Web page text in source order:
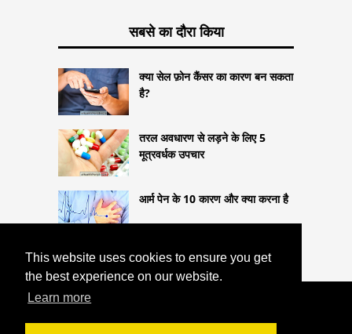
This website uses cookies to ensure you get
the best experience on our website.
Learn more
सबसे का दौरा किया
क्या सेल फ़ोन कैंसर का कारण बन सकता
है?
तरल अवधारण से लड़ने के लिए 5
मूत्रवर्धक उपचार
आर्म पेन के 10 कारण और क्या करना है
HTTPS://THELIGHTLIFEBLOG.COM